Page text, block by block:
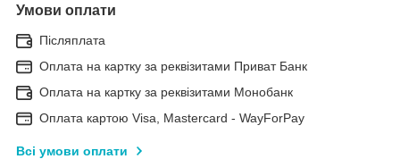
Умови оплати
Післяплата
Оплата на картку за реквізитами Приват Банк
Оплата на картку за реквізитами Монобанк
Оплата картою Visa, Mastercard - WayForPay
Всі умови оплати